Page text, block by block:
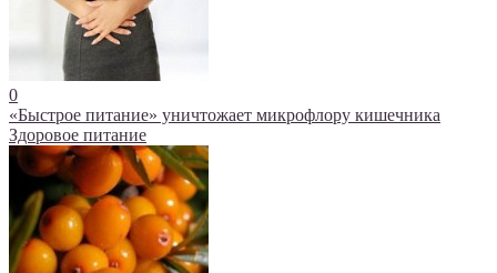
0
«Быстрое питание» уничтожает микрофлору кишечника
Здоровое питание